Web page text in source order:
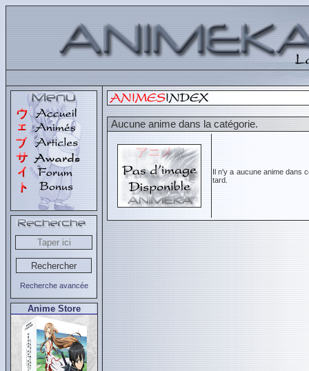
Recherche avancée
Anime Store
Aucune anime dans la catégorie.
Il n'y a aucune anime dans
tard.